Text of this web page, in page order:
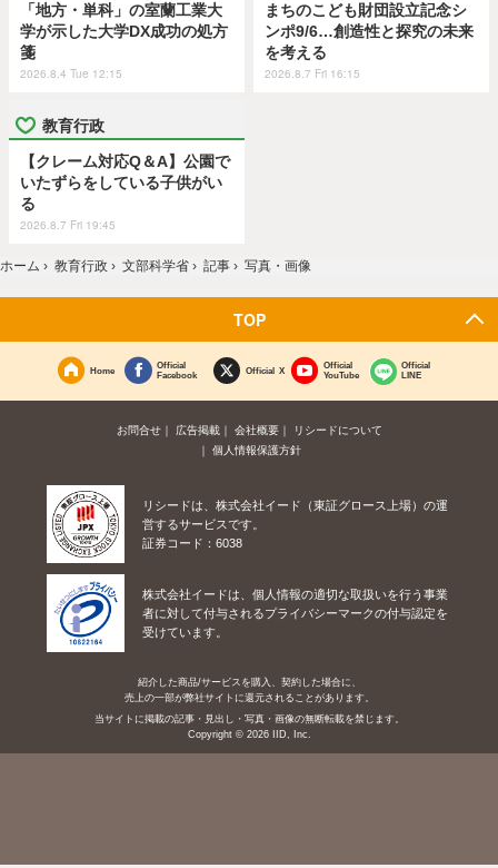
「地方・単科」の室蘭工業大
学が示した大学DX成功の処方
箋
2026.8.4 Tue 12:15
まちのこども財団設立記念シ
ンポ9/6…創造性と探究の未来
を考える
2026.8.7 Fri 16:15
教育行政
【クレーム対応Q＆A】公園で
いたずらをしている子供がい
る
2026.8.7 Fri 19:45
ホーム › 教育行政 › 文部科学省 › 記事 › 写真・画像
TOP
Home
Official
Facebook
Official X
Official
YouTube
Official
LINE
お問合せ 広告掲載 会社概要
リシードについて
個人情報保護方針
リシードは、株式会社イード（東証グロース上場）の運
営するサービスです。
証券コード：6038
株式会社イードは、個人情報の適切な取扱いを行う事業
者に対して付与されるプライバシーマークの付与認定を
受けています。
紹介した商品/サービスを購入、契約した場合に、
売上の一部が弊社サイトに還元されることがあります。
当サイトに掲載の記事・見出し・写真・画像の無断転載を禁じます。
Copyright © 2026 IID, Inc.